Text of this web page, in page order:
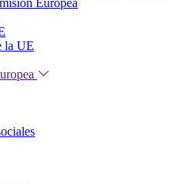
Europea
la UE